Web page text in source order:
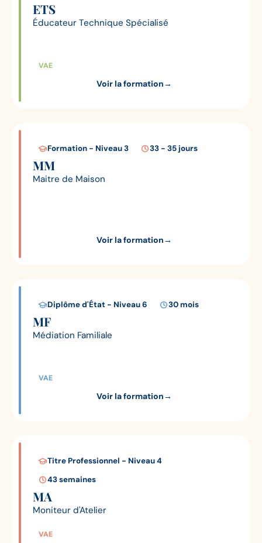
ETS
Éducateur Technique Spécialisé
VAE
Voir la formation→
Formation - Niveau 3 33 - 35 jours
MM
Maitre de Maison
Voir la formation→
Diplôme d'État - Niveau 6 30 mois
MF
Médiation Familiale
VAE
Voir la formation→
Titre Professionnel - Niveau 4
43 semaines
MA
Moniteur d'Atelier
VAE